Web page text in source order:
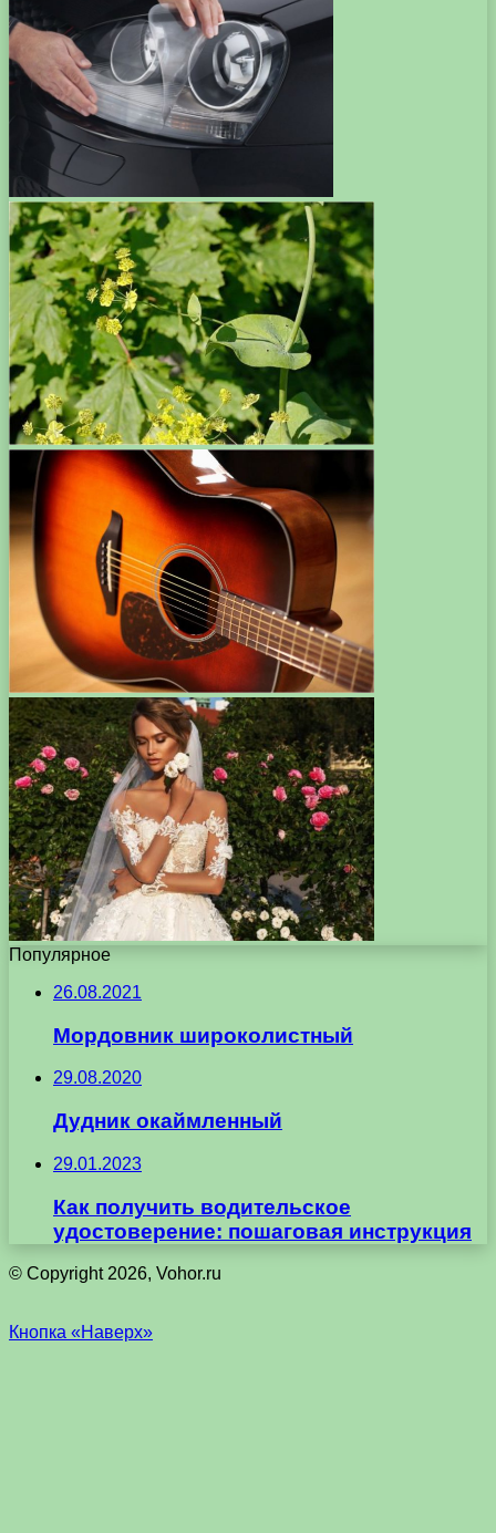
Популярное
26.08.2021
Мордовник широколистный
29.08.2020
Дудник окаймленный
29.01.2023
Как получить водительское
удостоверение: пошаговая инструкция
© Copyright 2026, Vohor.ru
Кнопка «Наверх»